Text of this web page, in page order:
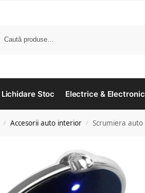
Lichidare Stoc Electrice &
/ Accesorii auto interior / Scrumiera auto